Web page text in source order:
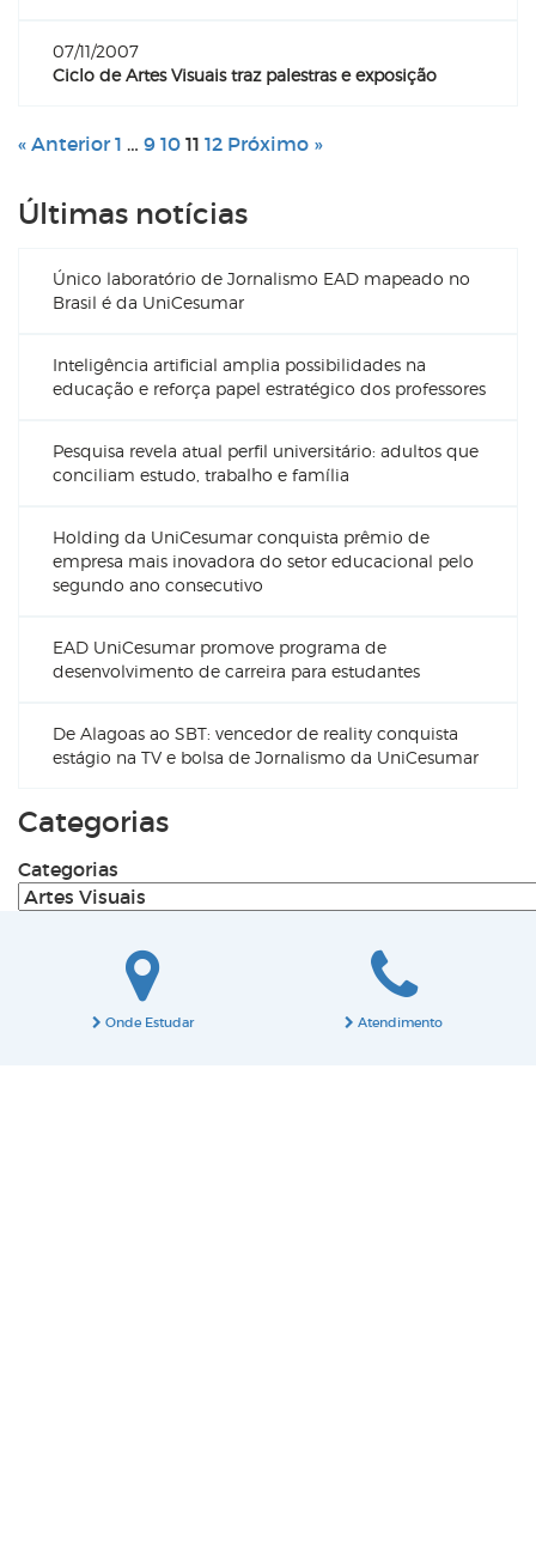
07/11/2007
Ciclo de Artes Visuais traz palestras e exposição
« Anterior 1 … 9 10 11 12 Próximo »
Últimas notícias
Único laboratório de Jornalismo EAD mapeado no
Brasil é da UniCesumar
Inteligência artificial amplia possibilidades na
educação e reforça papel estratégico dos professores
Pesquisa revela atual perfil universitário: adultos que
conciliam estudo, trabalho e família
Holding da UniCesumar conquista prêmio de
empresa mais inovadora do setor educacional pelo
segundo ano consecutivo
EAD UniCesumar promove programa de
desenvolvimento de carreira para estudantes
De Alagoas ao SBT: vencedor de reality conquista
estágio na TV e bolsa de Jornalismo da UniCesumar
Categorias
Categorias
Onde Estudar Atendimento